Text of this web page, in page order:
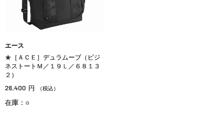
エース
★［ＡＣＥ］デュラムーブ（ビジ
ネストートＭ／１９Ｌ／６８１３
２）
26,400 円 （税込）
在庫：○